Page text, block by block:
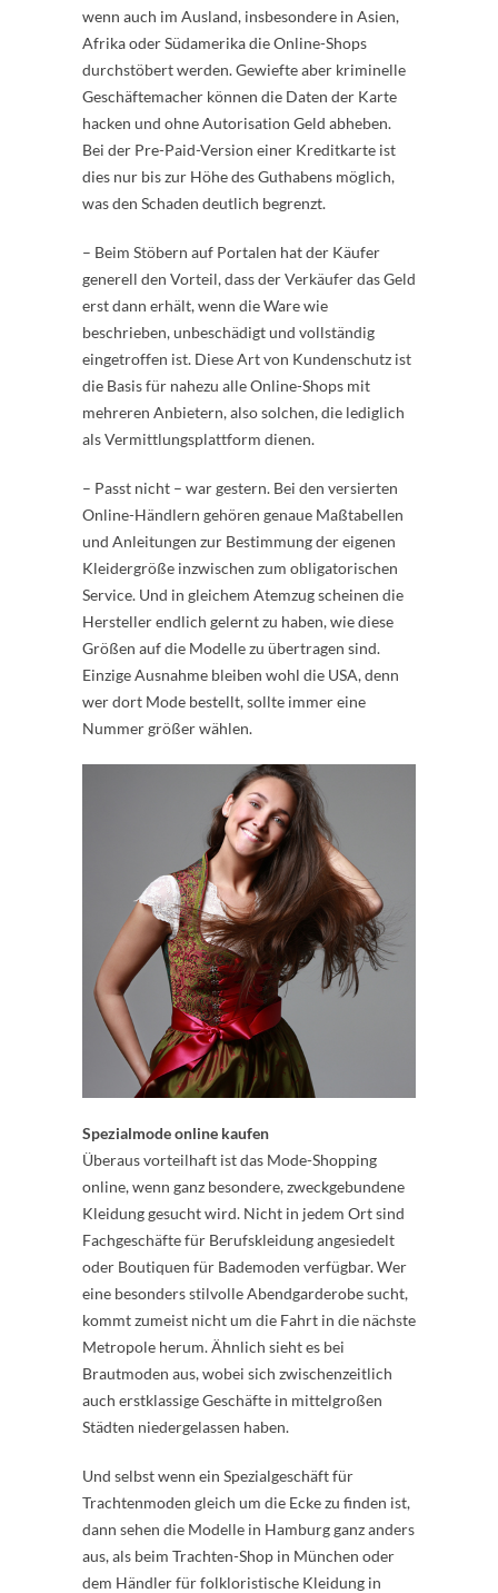
wenn auch im Ausland, insbesondere in Asien,
Afrika oder Südamerika die Online-Shops
durchstöbert werden. Gewiefte aber kriminelle
Geschäftemacher können die Daten der Karte
hacken und ohne Autorisation Geld abheben.
Bei der Pre-Paid-Version einer Kreditkarte ist
dies nur bis zur Höhe des Guthabens möglich,
was den Schaden deutlich begrenzt.
– Beim Stöbern auf Portalen hat der Käufer
generell den Vorteil, dass der Verkäufer das Geld
erst dann erhält, wenn die Ware wie
beschrieben, unbeschädigt und vollständig
eingetroffen ist. Diese Art von Kundenschutz ist
die Basis für nahezu alle Online-Shops mit
mehreren Anbietern, also solchen, die lediglich
als Vermittlungsplattform dienen.
– Passt nicht – war gestern. Bei den versierten
Online-Händlern gehören genaue Maßtabellen
und Anleitungen zur Bestimmung der eigenen
Kleidergröße inzwischen zum obligatorischen
Service. Und in gleichem Atemzug scheinen die
Hersteller endlich gelernt zu haben, wie diese
Größen auf die Modelle zu übertragen sind.
Einzige Ausnahme bleiben wohl die USA, denn
wer dort Mode bestellt, sollte immer eine
Nummer größer wählen.
Spezialmode online kaufen
Überaus vorteilhaft ist das Mode-Shopping
online, wenn ganz besondere, zweckgebundene
Kleidung gesucht wird. Nicht in jedem Ort sind
Fachgeschäfte für Berufskleidung angesiedelt
oder Boutiquen für Bademoden verfügbar. Wer
eine besonders stilvolle Abendgarderobe sucht,
kommt zumeist nicht um die Fahrt in die nächste
Metropole herum. Ähnlich sieht es bei
Brautmoden aus, wobei sich zwischenzeitlich
auch erstklassige Geschäfte in mittelgroßen
Städten niedergelassen haben.
Und selbst wenn ein Spezialgeschäft für
Trachtenmoden gleich um die Ecke zu finden ist,
dann sehen die Modelle in Hamburg ganz anders
aus, als beim Trachten-Shop in München oder
dem Händler für folkloristische Kleidung in